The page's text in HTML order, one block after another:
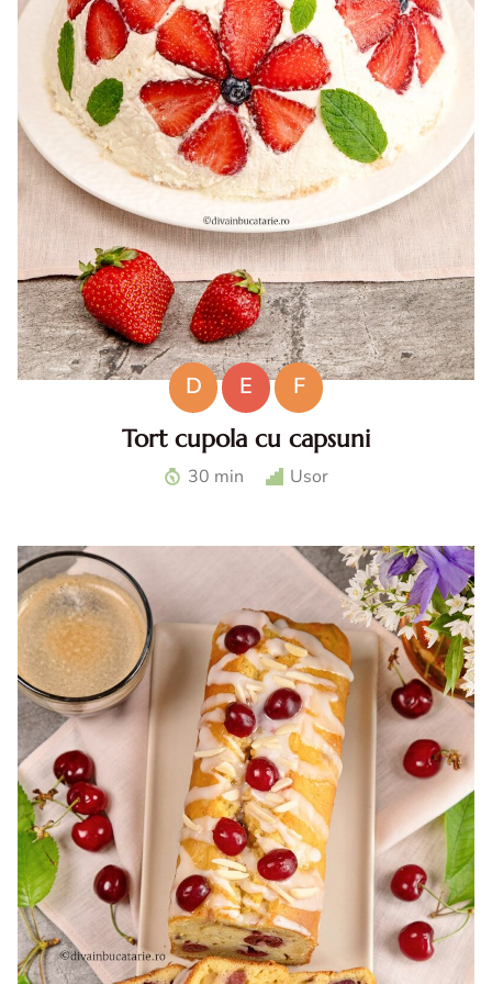
D E
F
Tort cupola cu capsuni
Tort cupola cu capsuni. Tort fara coacere cu capsuni. Tort
cu mascarpone si capsuni. Reteta tort cupola. Tort cu
30 min Usor